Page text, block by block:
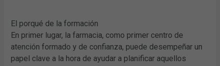
El porqué de la formación
En primer lugar, la farmacia, como primer centro de
atención formado y de confianza, puede desempeñar un
papel clave a la hora de ayudar a planificar aquellos